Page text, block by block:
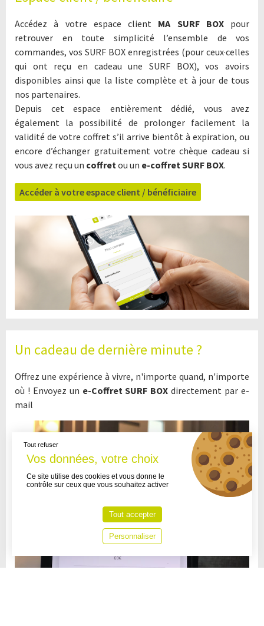
Accédez à votre espace client MA SURF BOXpour
retrouver en toute simplicité l’ensemble de vos
commandes, vos SURF BOX enregistrées (pour ceux·celles
qui ont reçu en cadeau une SURF BOX), vos avoirs
disponibles ainsi que la liste complète et à jour de tous
nos partenaires.
Depuis cet espace entièrement dédié, vous avez
également la possibilité de prolonger facilement la
validité de votre coffret s’il arrive bientôt à expiration, ou
encore d’échanger gratuitement votre chèque cadeau si
vous avez reçu un coffret ou un e-coffret SURF BOX.
Accéder à votre espace client / bénéficiaire
Un cadeau de dernière minute ?
Offrez une expérience à vivre, n'importe quand, n'importe
où ! Envoyez un e-Coffret SURF BOX directement par e-
mail
Ce site utilise des cookies et vous donne le
contrôle sur ceux que vous souhaitez activer
Tout accepter
Tout refuser
Personnaliser